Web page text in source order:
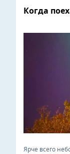
Когда
Ярче всего